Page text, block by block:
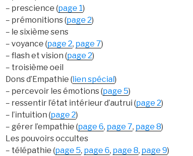
– prescience (page 1)
– prémonitions (page 2)
– le sixième sens
– voyance (page 2, page 7)
– flash et vision (page 2)
– troisième oeil
Dons d’Empathie (lien spécial)
– percevoir les émotions (page 5)
– ressentir l’état intérieur d’autrui (page 2)
– l’intuition (page 2)
– gérer l’empathie (page 6, page 7, page 8)
Les pouvoirs occultes
– télépathie (page 5, page 6, page 8, page 9)